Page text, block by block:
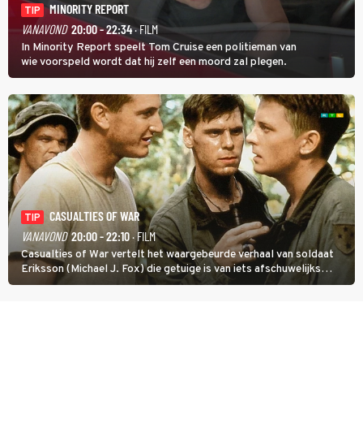
TIP
MINORITY REPORT
VANAVOND 20:00 - 22:34· FILM
In Minority Report speelt Tom Cruise een politieman van
wie voorspeld wordt dat hij zelf een moord zal plegen.
TIP
CASUALTIES OF WAR
VANAVOND 20:00 - 22:10· FILM
Casualties of War vertelt het waargebeurde verhaal van soldaat
Eriksson (Michael J. Fox) die getuige is van iets afschuwelijks
tijdens de Vietnamoorlog. Hij besluit uit de school te klappen.